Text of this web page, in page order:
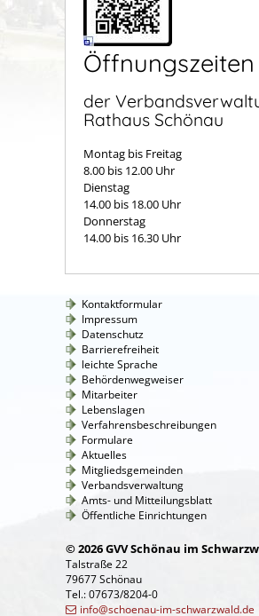
Öffnungszeiten
der
Rathaus Schönau
Montag bis Freitag
8.00 bis 12.00 Uhr
Dienstag
14.00 bis 18.00 Uhr
Donnerstag
14.00 bis 16.30 Uhr
Kontaktformular
Impressum
Datenschutz
Barrierefreiheit
leichte Sprache
Behördenwegweiser
Mitarbeiter
Lebenslagen
Verfahrensbeschreibungen
Formulare
Aktuelles
Mitgliedsgemeinden
Verbandsverwaltung
Amts- und Mitteilungsblatt
Öffentliche Einrichtungen
© 2026 GVV Schönau im
Talstraße 22
79677 Schönau
Tel.: 07673/8204-0
info@schoenau-im-schwarzwald.de